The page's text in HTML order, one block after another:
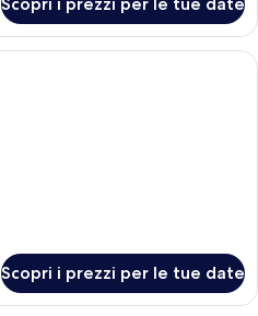
Una camera d'albergo con un letto
Scopri i prezzi per le tue date